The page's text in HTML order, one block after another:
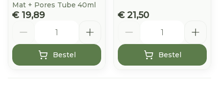
Mat + Pores Tube 40ml
€ 19,89
Bestel
€ 21,50
Bestel